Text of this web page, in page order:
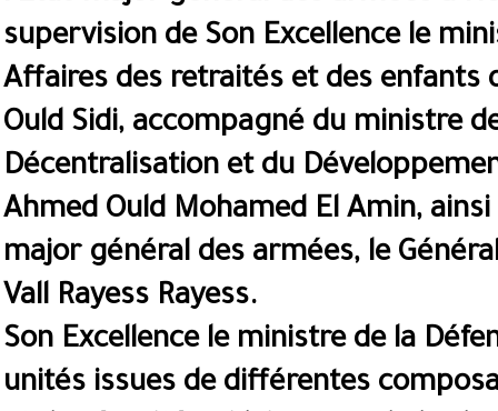
supervision de Son Excellence le
Affaires des retraités et des enfants
Ould Sidi, accompagné du ministre
Décentralisation et du
Ahmed Ould Mohamed El Amin,
major général des armées, le
Vall Rayess Rayess.
Son Excellence le ministre de la
unités issues de différentes